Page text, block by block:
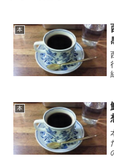
本
本